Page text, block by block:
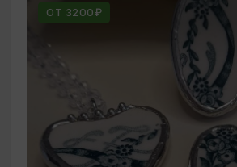
ОТ 3200₽